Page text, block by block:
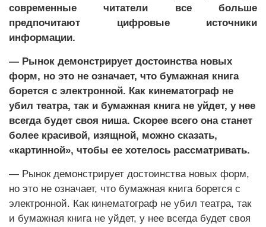
совре­менные читатели все больше
предпочитают цифровые источники
информации.
— Рынок демонстрирует достоинства новых
форм, но это не означает, что бумажная книга
борется с электронной. Как кинематограф не
убил театра, так и бумажная книга не уйдет, у нее
всегда будет своя ниша. Скорее всего она станет
более красивой, изящной, можно сказать,
«картинной», чтобы ее хотелось рассматривать.
— Рынок демонстрирует достоинства новых форм,
но это не означает, что бумажная книга борется с
электронной. Как кинематограф не убил театра, так
и бумажная книга не уйдет, у нее всегда будет своя